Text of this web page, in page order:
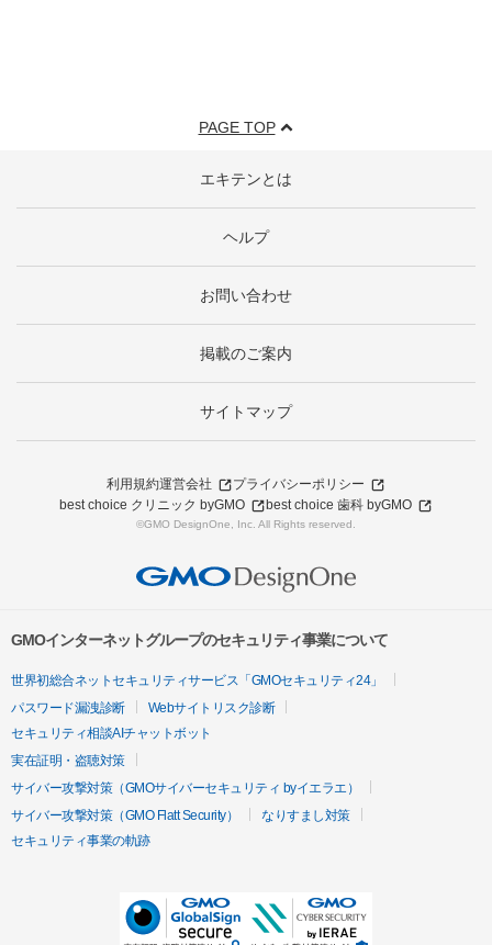
PAGE TOP
エキテンとは
ヘルプ
お問い合わせ
掲載のご案内
サイトマップ
利用規約運営会社
プライバシーポリシー
best choice クリニック byGMO
best choice 歯科 byGMO
©GMO DesignOne, Inc. All Rights reserved.
GMOインターネットグループのセキュリティ事業について
世界初総合ネットセキュリティサービス「GMOセキュリティ24」
パスワード漏洩診断
Webサイトリスク診断
セキュリティ相談AIチャットボット
実在証明・盗聴対策
サイバー攻撃対策（GMOサイバーセキュリティ byイエラエ）
サイバー攻撃対策（GMO Flatt Security）
なりすまし対策
セキュリティ事業の軌跡